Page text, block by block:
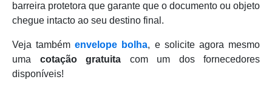
barreira protetora que garante que o documento ou objeto
chegue intacto ao seu destino final.
Veja tambémenvelope bolha, e solicite agora mesmo
uma cotação gratuita com um dos fornecedores
disponíveis!